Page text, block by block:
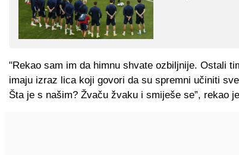
"Rekao sam im da himnu shvate ozbiljnije. Ostali
imaju izraz lica koji govori da su spremni učiniti
Šta je s našim? Žvaču žvaku i smiješe se”, rekao